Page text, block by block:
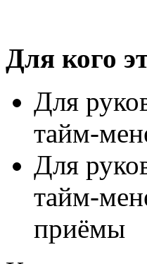
Для кого
Для
тайм-
Для
тайм-
приёмы